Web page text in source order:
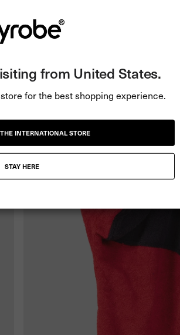
from United States.
for the best shopping experience.
INTERNATIONAL STORE
STAY HERE